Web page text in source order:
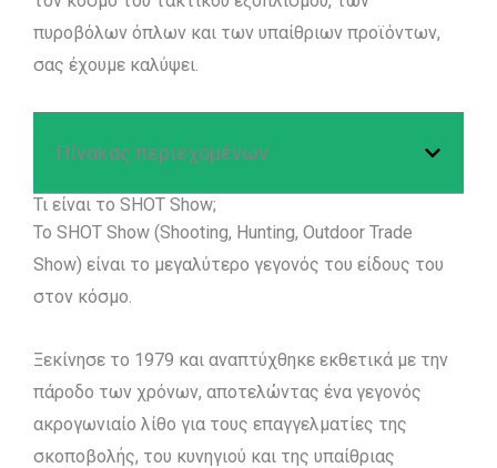
πυροβόλων όπλων και των υπαίθριων προϊόντων,
σας έχουμε καλύψει.
Πίνακας περιεχομένων
Τι είναι το SHOT Show;
Το SHOT Show (Shooting, Hunting, Outdoor Trade
Show) είναι το μεγαλύτερο γεγονός του είδους του
στον κόσμο.
Ξεκίνησε το 1979 και αναπτύχθηκε εκθετικά με την
πάροδο των χρόνων, αποτελώντας ένα γεγονός
ακρογωνιαίο λίθο για τους επαγγελματίες της
σκοποβολής, του κυνηγιού και της υπαίθριας